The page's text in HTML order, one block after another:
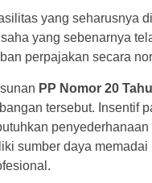
yang seharusnya
yang sebenarnya
perpajakan secara
PP Nomor 20
tersebut. Insentif
sumber daya memadai